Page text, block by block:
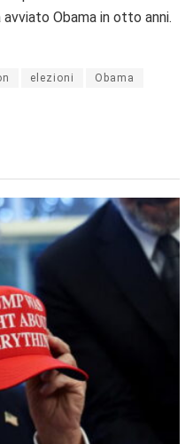
Obama in otto anni.
elezioni Obama